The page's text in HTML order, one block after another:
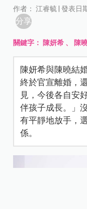
作者： 江睿毓 | 發表日
分享
關鍵字： 陳妍希 、 陳
陳妍希與陳曉結
終於官宣離婚，
見，今後各自安
伴孩子成長。」
有平靜地放手，
係。